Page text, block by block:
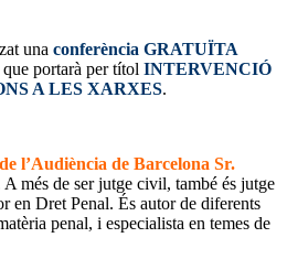
una conferència GRATUÏTA
que portarà per títol INTERVENCIÓ
A LES XARXES.
l’Audiència de Barcelona Sr.
A més de ser jutge civil, també és jutge
en Dret Penal. És autor de diferents
penal, i especialista en temes de